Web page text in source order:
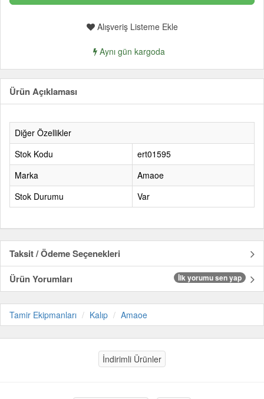
Alışveriş Listeme Ekle
Aynı gün kargoda
Ürün Açıklaması
Diğer Özellikler
Stok Kodu
ert01595
Marka
Amaoe
Stok Durumu
Var
Taksit / Ödeme Seçenekleri
Ürün Yorumları
İlk yorumu sen yap
Tamir Ekipmanları Kalıp Amaoe
İndirimli Ürünler